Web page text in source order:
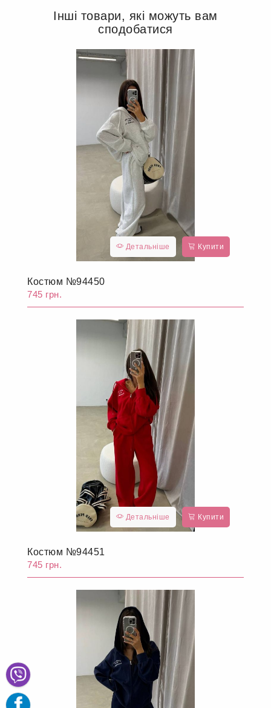
Інші товари, які можуть вам
сподобатися
Детальніше Купити
Костюм №94450
745 грн.
Детальніше Купити
Костюм №94451
745 грн.